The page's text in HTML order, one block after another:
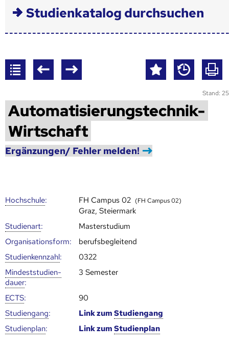
Studienkatalog durchsuchen
Stand:
Automatisierungstechnik-
Wirtschaft
Ergänzungen/ Fehler melden!
Hoch­schule: FH Campus 02 (FH Campus 02)
Graz, Steiermark
Studienart:
Masterstudium
Organisationsform:
berufsbegleitend
Studien­kenn­zahl:
0322
Mindest­studien­
dauer:
3 Semester
ECTS:
90
Studien­gang: Link zumStudien­gang
Studien­plan: Link zumStudien­plan